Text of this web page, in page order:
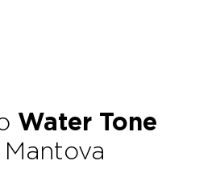
Water Tone